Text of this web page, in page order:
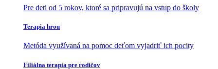
Pre deti od 5 rokov, ktoré sa pripravujú na vstup do školy
Terapia hrou
Metóda využívaná na pomoc deťom vyjadriť ich pocity
Filiálna terapia pre rodičov